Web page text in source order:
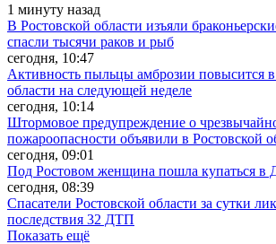
1 минуту назад
В Ростовской области изъяли
спасли тысячи раков и рыб
сегодня, 10:47
Активность пыльцы амброзии повысится в
области на следующей неделе
сегодня, 10:14
Штормовое предупреждение о
пожароопасности объявили в Ростовской
сегодня, 09:01
Под Ростовом женщина пошла купаться в
сегодня, 08:39
Спасатели Ростовской области за сутки
последствия 32 ДТП
Показать ещё